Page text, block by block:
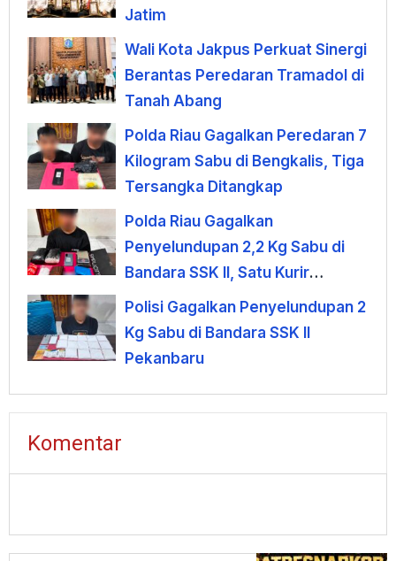
Jatim
Wali Kota Jakpus Perkuat Sinergi
Berantas Peredaran Tramadol di
Tanah Abang
Polda Riau Gagalkan Peredaran 7
Kilogram Sabu di Bengkalis, Tiga
Tersangka Ditangkap
Polda Riau Gagalkan
Penyelundupan 2,2 Kg Sabu di
Bandara SSK II, Satu Kurir
Ditangkap
Polisi Gagalkan Penyelundupan 2
Kg Sabu di Bandara SSK II
Pekanbaru
Komentar